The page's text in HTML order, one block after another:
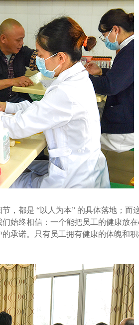
，都是 “以人为本” 的具体落地；
始终相信：一个能把员工的健康
承诺。只有员工拥有健康的体魄和